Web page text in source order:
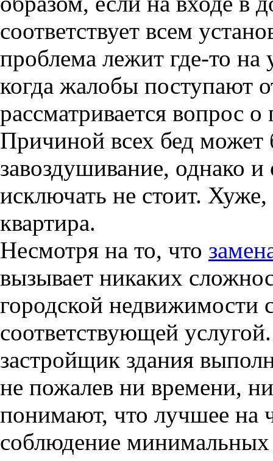
соответствует всем
проблема лежит где-то на
когда жалобы поступают
рассматривается вопрос о
Причиной всех бед может
завоздушивание, однако
исключать не стоит. Хуже,
квартира.
Несмотря на то, что
вызывает никаких
городской недвижимости
соответствующей
застройщик здания
не пожалев ни времени,
понимают, что лучшее на
соблюдение